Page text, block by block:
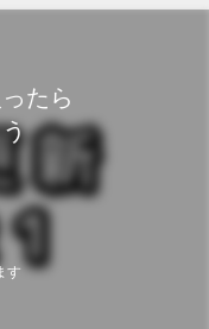
たら
す